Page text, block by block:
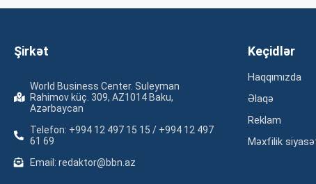
Şirkət
World Business Center. Suleyman
Rahimov küç. 309, AZ1014 Baku,
Azərbaycan
Telefon: +994 12 497 15 15 / +994 12 497
61 69
Email: redaktor@bbn.az
Keçidlər
Haqqımızda
Əlaqə
Reklam
Məxfilik